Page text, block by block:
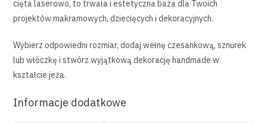
cięta laserowo, to trwała i estetyczna baza dla Twoich
projektów makramowych, dziecięcych i dekoracyjnych.
Wybierz odpowiedni rozmiar, dodaj wełnę czesankową, sznurek
lub włóczkę i stwórz wyjątkową dekorację handmade w
kształcie jeża.
Informacje dodatkowe